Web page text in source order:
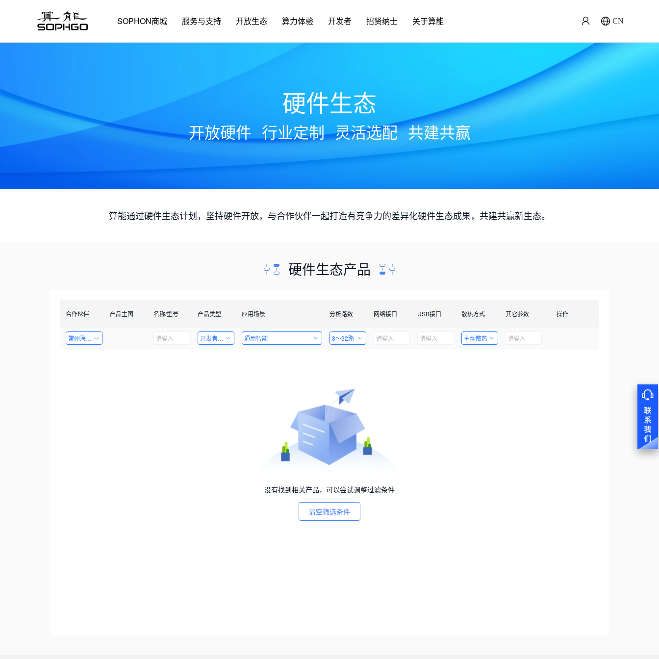
SOPHON商城 服务与支持 开放生态 算力体验 开发者 招贤纳士 关于算能 CN
硬件生态
开放硬件 行业定制 灵活选配 共建共赢
算能通过硬件生态计划，坚持硬件开放，与合作伙伴一起打造有竞争力的差异化硬件生态成果，共建共赢新生态。
硬件生态产品
合作伙伴 产品主图 名称/型号 产品类型 应用场景 分析路数 网络接口 USB接口 散热方式 其它参数 操作
常州海图电子科技有限公司 开发者套件 通用智能 8～32路 主动散热
没有找到相关产品，可以尝试调整过滤条件
清空筛选条件